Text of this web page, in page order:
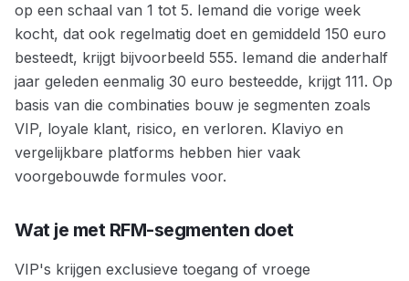
op een schaal van 1 tot 5. Iemand die vorige week
kocht, dat ook regelmatig doet en gemiddeld 150 euro
besteedt, krijgt bijvoorbeeld 555. Iemand die anderhalf
jaar geleden eenmalig 30 euro besteedde, krijgt 111. Op
basis van die combinaties bouw je segmenten zoals
VIP, loyale klant, risico, en verloren. Klaviyo en
vergelijkbare platforms hebben hier vaak
voorgebouwde formules voor.
Wat je met RFM-segmenten doet
VIP's krijgen exclusieve toegang of vroege